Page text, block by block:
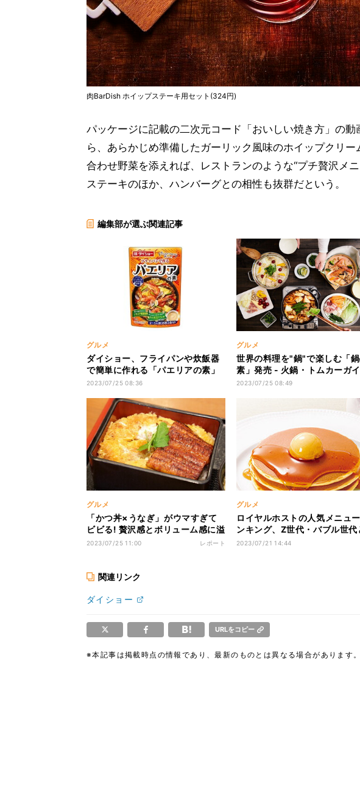
肉BarDish ホイップステーキ用セット(324円)
パッケージに記載の二次元コード「おいしい焼き方」の
ら、あらかじめ準備したガーリック風味のホイップクリ
合わせ野菜を添えれば、レストランのような“プチ贅沢メ
ステーキのほか、ハンバーグとの相性も抜群だという。
編集部が選ぶ関連記事
グルメ
ダイショー、フライパンや炊飯器
で簡単に作れる「パエリアの素」
発売
2023/07/25 08:36
グルメ
世界の料理を"鍋"で楽しむ「
素」発売 - 火鍋・トムカーガイ
鍋・カニトマトクリーム鍋の3
2023/07/25 08:49
グルメ
「かつ丼×うなぎ」がウマすぎて
ビビる! 贅沢感とボリューム感に溢
れたかつ庵「うなかつ重」、
2023/07/25 11:00 レポート
グルメ
ロイヤルホストの人気メニュ
ンキング、Z世代・バブル世代
に1位となったのはやっぱり……
2023/07/21 14:44
関連リンク
ダイショー
URLをコピー
※本記事は掲載時点の情報であり、最新のものとは異なる場合があります